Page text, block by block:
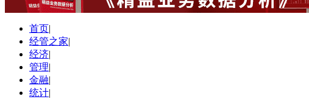
首页|
经管之家|
经济|
管理|
金融|
统计|